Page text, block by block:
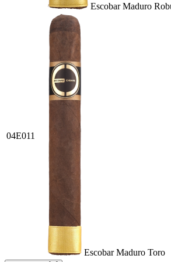
Escobar Maduro
04E011
Escobar Maduro Toro